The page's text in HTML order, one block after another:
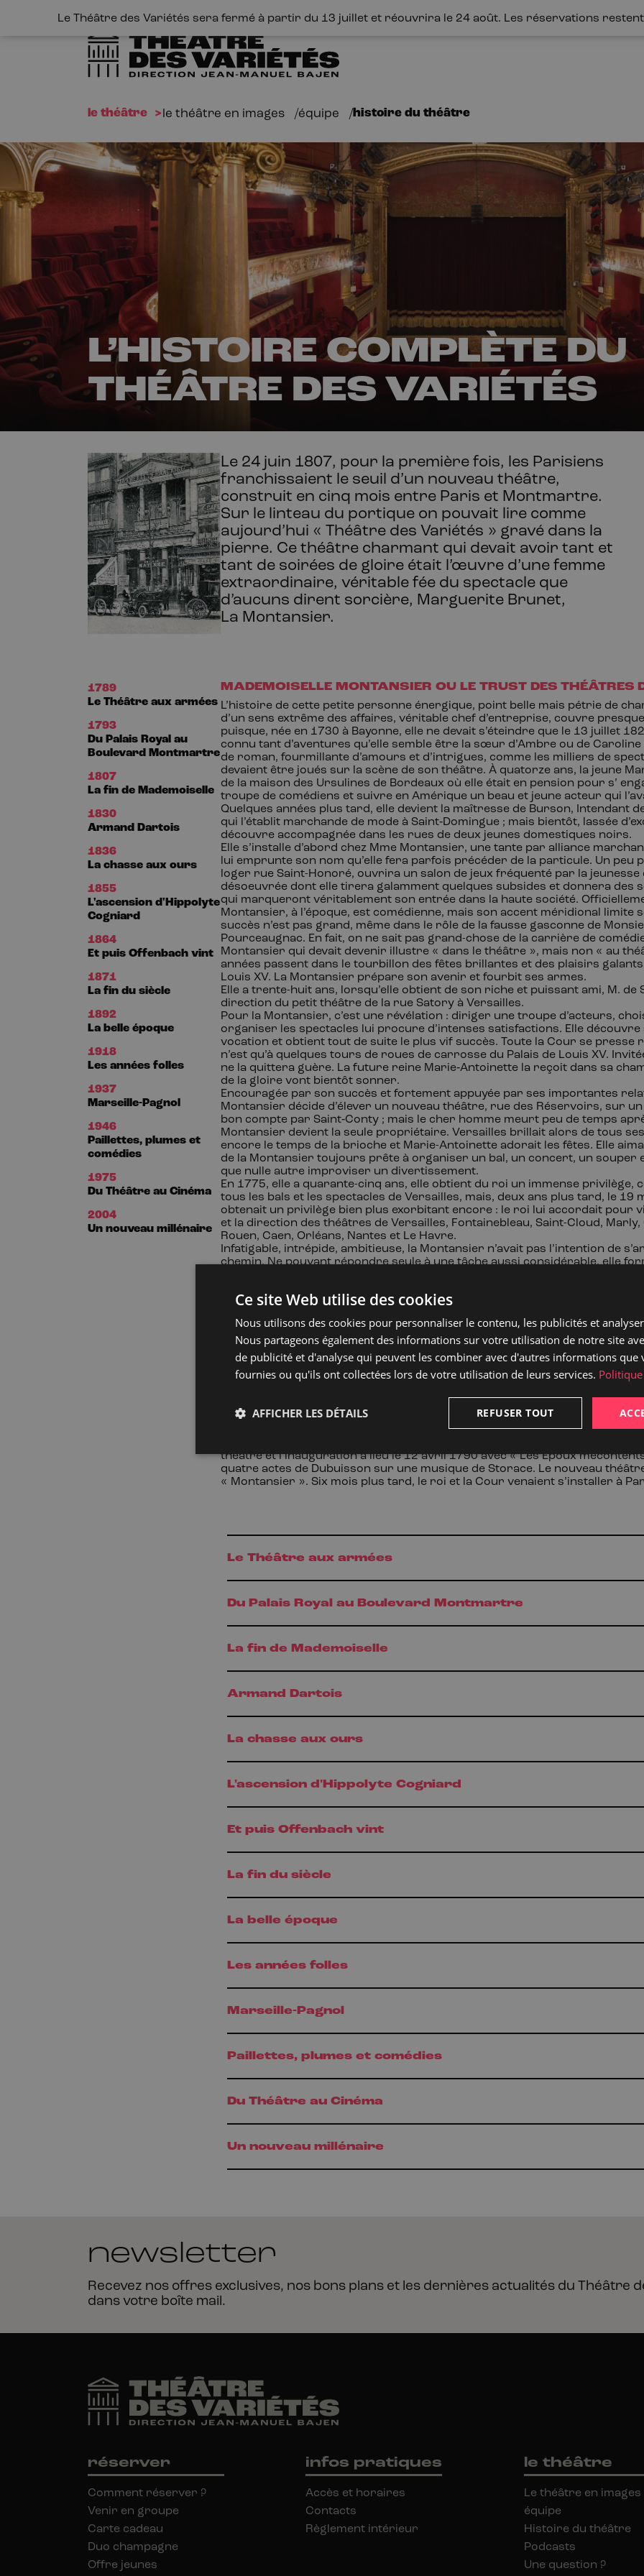
le théâtre le théâtre en images équipe histoire du théâtre
L’HISTOIRE COMPLÈTE DU
THÉÂTRE DES VARIÉTÉS
Le 24 juin 1807, pour la première fois, les Parisiens
franchissaient le seuil d’un nouveau théâtre,
construit en cinq mois entre Paris et Montmartre.
Sur le linteau du portique on pouvait lire comme
aujourd’hui « Théâtre des Variétés » gravé dans la
pierre. Ce théâtre charmant qui devait avoir tant et
tant de soirées de gloire était l’œuvre d’une femme
extraordinaire, véritable fée du spectacle que
d’aucuns dirent sorcière, Marguerite Brunet,
La Montansier.
1789
Le Théâtre aux armées
1793
Du Palais Royal au
Boulevard Montmartre
1807
La fin de Mademoiselle
1830
Armand Dartois
1836
La chasse aux ours
1855
L'ascension d'Hippolyte
Cogniard
1864
Et puis Offenbach vint
1871
La fin du siècle
1892
La belle époque
1918
Les années folles
1937
Marseille-Pagnol
1946
Paillettes, plumes et
comédies
1975
Du Théâtre au Cinéma
2004
Un nouveau millénaire
MADEMOISELLE MONTANSIER OU LE TRUST DES THÉÂTRES
L’histoire de cette petite personne énergique, point belle mais pétrie de
d’un sens extrême des affaires, véritable chef d’entreprise, couvre
puisque, née en 1730 à Bayonne, elle ne devait s’éteindre que le 13 juillet
connu tant d’aventures qu’elle semble être la sœur d’Ambre ou de Caroline
de roman, fourmillante d’amours et d’intrigues, comme les milliers de
devaient être joués sur la scène de son théâtre. À quatorze ans, la jeune
de la maison des Ursulines de Bordeaux où elle était en pension pour s’
troupe de comédiens et suivre en Amérique un beau et jeune acteur qui
Quelques années plus tard, elle devient la maîtresse de Burson, Intendant
qui l’établit marchande de mode à Saint‑Domingue ; mais bientôt, lassée
découvre accompagnée dans les rues de deux jeunes domestiques noirs.
Elle s’installe d’abord chez Mme Montansier, une tante par alliance
lui emprunte son nom qu’elle fera parfois précéder de la particule. Un peu
loger rue Saint-Honoré, ouvrira un salon de jeux fréquenté par la jeunesse
désoeuvrée dont elle tirera galamment quelques subsides et donnera des
qui marqueront véritablement son entrée dans la haute société.
Montansier, à l’époque, est comédienne, mais son accent méridional limite
succès n’est pas grand, même dans le rôle de la fausse gasconne de
Pourceaugnac. En fait, on ne sait pas grand-chose de la carrière de
Montansier qui devait devenir illustre « dans le théâtre », mais non « au
années passent dans le tourbillon des fêtes brillantes et des plaisirs
Louis XV. La Montansier prépare son avenir et fourbit ses armes.
Elle a trente-huit ans, lorsqu’elle obtient de son riche et puissant ami, M. de
direction du petit théâtre de la rue Satory à Versailles.
Pour la Montansier, c’est une révélation : diriger une troupe d’acteurs,
organiser les spectacles lui procure d’intenses satisfactions. Elle
vocation et obtient tout de suite le plus vif succès. Toute la Cour se presse
n’est qu’à quelques tours de roues de carrosse du Palais de Louis XV.
ne la quittera guère. La future reine Marie‑Antoinette la reçoit dans sa
de la gloire vont bientôt sonner.
Encouragée par son succès et fortement appuyée par ses importantes
Montansier décide d’élever un nouveau théâtre, rue des Réservoirs, sur
bon compte par Saint‑Conty ; mais le cher homme meurt peu de temps
Montansier devient la seule propriétaire. Versailles brillait alors de tous ses
encore le temps de la brioche et Marie-Antoinette adorait les fêtes. Elle
de la Montansier toujours prête à organiser un bal, un concert, un souper
que nulle autre improviser un divertissement.
En 1775, elle a quarante-cinq ans, elle obtient du roi un immense privilège,
tous les bals et les spectacles de Versailles, mais, deux ans plus tard, le 19
obtenait un privilège bien plus exorbitant encore : le roi lui accordait pour
et la direction des théâtres de Versailles, Fontainebleau, Saint-Cloud, Marly,
Rouen, Caen, Orléans, Nantes et Le Havre.
Infatigable, intrépide, ambitieuse, la Montansier n’avait pas l’intention de
chemin. Ne pouvant répondre seule à une tâche aussi considérable, elle
comme un coq. La Montansier se montrait jalouse, et, malgré la
Montansier adresse au roi un mémoire incroyablement ambitieux, pour
privilège de tous les théâtres du royaume. Cette proposition insensée
puissants intérêts et la Montansier devait servir de prête-nom à de riches
qui voyaient là d’inépuisables sources de revenus, mais la demande fut
directrice des plaisirs de la Cour ne s’avoua pas vaincue, elle avait décidé
salle avait été construite en 1783 par le Duc d’Orléans et offrait des
marionnettes pour distraire le Comte de Beaujolais, fils cadet de Philippe
théâtre et l’inauguration a lieu le 12 avril 1790 avec « Les Époux
quatre actes de Dubuisson sur une musique de Storace. Le nouveau
« Montansier ». Six mois plus tard, le roi et la Cour venaient s’installer à
Le Théâtre aux armées
Du Palais Royal au Boulevard Montmartre
La fin de Mademoiselle
Armand Dartois
La chasse aux ours
L'ascension d'Hippolyte Cogniard
Et puis Offenbach vint
La fin du siècle
La belle époque
Les années folles
Marseille-Pagnol
Paillettes, plumes et comédies
Du Théâtre au Cinéma
Un nouveau millénaire
newsletter
Recevez nos offres exclusives, nos bons plans et les dernières actualités du Théâtre
dans votre boîte mail.
réserver
Comment réserver ?
Venir en groupe
Carte cadeau
Duo champagne
Offre jeunes
infos pratiques
Accès et horaires
Contacts
Règlement intérieur
le théâtre
Le théâtre en images
équipe
Histoire du théâtre
Podcasts
Une question ?
Le Théâtre des Variétés sera fermé à partir du 13 juillet et réouvrira le 24 août. Les réservations
Ce site Web utilise des cookies
Nous utilisons des cookies pour personnaliser le contenu, les publicités et
Nous partageons également des informations sur votre utilisation de notre site
de publicité et d'analyse qui peuvent les combiner avec d'autres informations que
fournies ou qu'ils ont collectées lors de votre utilisation de leurs services.
REFUSER TOUT
AFFICHER LES DÉTAILS